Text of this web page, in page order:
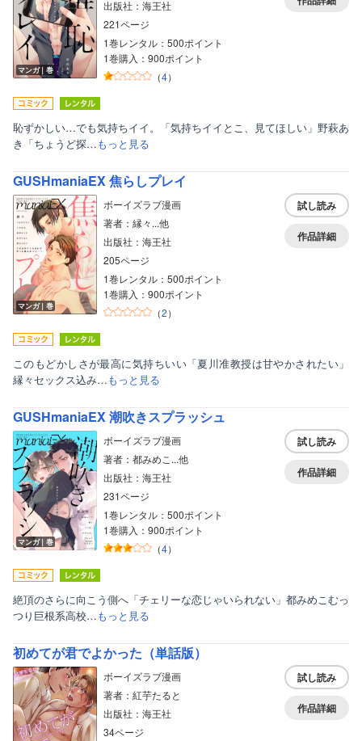
マンガ｜巻
出版社：海王社
221ページ
1巻レンタル：500ポイント
1巻購入：900ポイント
（4）
恥ずかしい…でも気持ちイイ。「気持ちイイとこ、見てほしい」野萩あ
き「ちょうど探…もっと見る
GUSHmaniaEX 焦らしプレイ
マンガ｜巻
ボーイズラブ漫画
著者：縁々...他
出版社：海王社
205ページ
1巻レンタル：500ポイント
1巻購入：900ポイント
（2）
試し読み
作品詳細
このもどかしさが最高に気持ちいい「夏川准教授は甘やかされたい」
縁々セックス込み…もっと見る
GUSHmaniaEX 潮吹きスプラッシュ
マンガ｜巻
ボーイズラブ漫画
著者：都みめこ...他
出版社：海王社
231ページ
1巻レンタル：500ポイント
1巻購入：900ポイント
（4）
試し読み
作品詳細
絶頂のさらに向こう側へ「チェリーな恋じゃいられない」都みめこむっ
つり巨根系高校…もっと見る
初めてが君でよかった（単話版）
ボーイズラブ漫画
著者：紅芋たると
出版社：海王社
34ページ
試し読み
作品詳細
ボーイズラブ
美女・美少女
女性写真集